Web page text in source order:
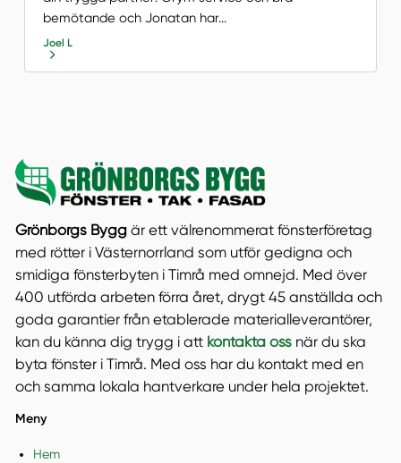
bemötande och Jonatan har...
Joel L
Grönborgs Byggär ett välrenommerat fönsterföretag
med rötter i Västernorrland som utför gedigna och
smidiga fönsterbyten i Timrå med omnejd. Med över
400 utförda arbeten förra året, drygt 45 anställda och
goda garantier från etablerade materialleverantörer,
kan du känna dig trygg i att kontakta ossnär du ska
byta fönster i Timrå. Med oss har du kontakt med en
och samma lokala hantverkare under hela projektet.
Meny
Hem